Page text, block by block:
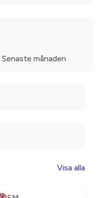
Senaste månaden
Visa alla